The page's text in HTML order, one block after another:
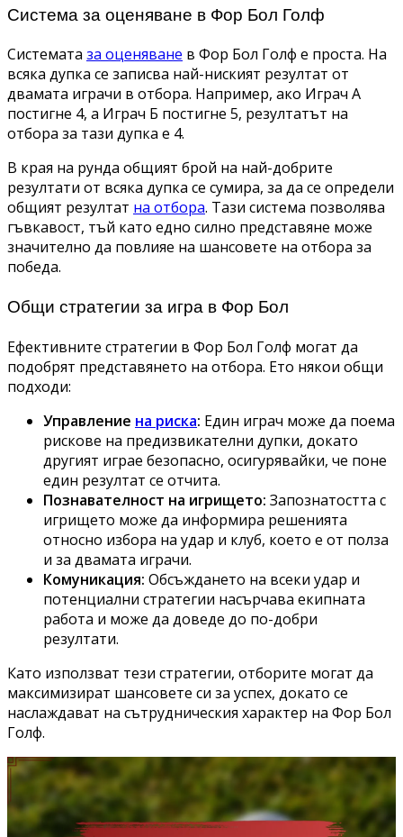
Система за оценяване в Фор Бол Голф
Системата за оценяване в Фор Бол Голф е проста. На
всяка дупка се записва най-ниският резултат от
двамата играчи в отбора. Например, ако Играч А
постигне 4, а Играч Б постигне 5, резултатът на
отбора за тази дупка е 4.
В края на рунда общият брой на най-добрите
резултати от всяка дупка се сумира, за да се определи
общият резултат на отбора. Тази система позволява
гъвкавост, тъй като едно силно представяне може
значително да повлияе на шансовете на отбора за
победа.
Общи стратегии за игра в Фор Бол
Ефективните стратегии в Фор Бол Голф могат да
подобрят представянето на отбора. Ето някои общи
подходи:
Управление на риска: Един играч може да поема
рискове на предизвикателни дупки, докато
другият играе безопасно, осигурявайки, че поне
един резултат се отчита.
Познавателност на игрището: Запознатостта с
игрището може да информира решенията
относно избора на удар и клуб, което е от полза
и за двамата играчи.
Комуникация: Обсъждането на всеки удар и
потенциални стратегии насърчава екипната
работа и може да доведе до по-добри
резултати.
Като използват тези стратегии, отборите могат да
максимизират шансовете си за успех, докато се
наслаждават на сътрудническия характер на Фор Бол
Голф.